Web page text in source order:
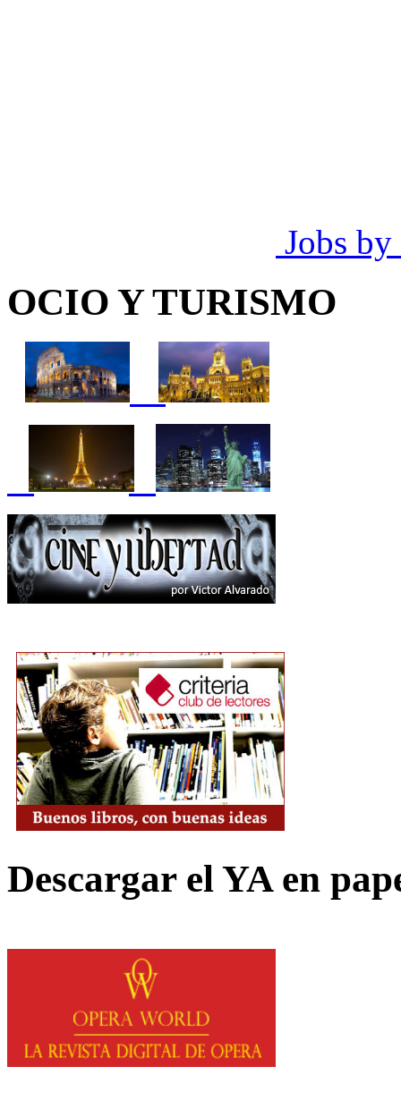
Jobs by
OCIO Y TURISMO
Descargar el YA en